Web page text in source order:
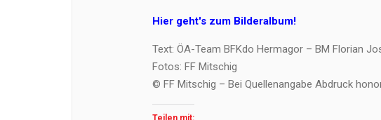
Hier geht's zum Bilderalbum!
Text: ÖA-Team BFKdo Hermagor – BM Florian
Fotos: FF Mitschig
© FF Mitschig – Bei Quellenangabe Abdruck
Teilen mit: